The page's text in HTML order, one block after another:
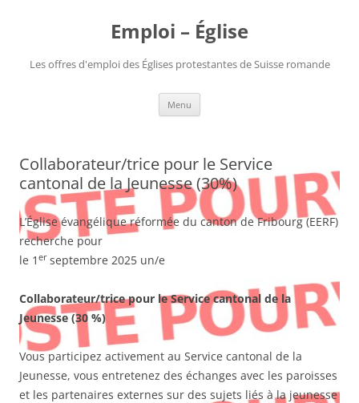
Emploi – Église
Les offres d'emploi des Églises protestantes de Suisse romande
Menu
Collaborateur/trice pour le Service
cantonal de la Jeunesse (30%)
L’Église évangélique réformée du canton de Fribourg (EERF)
recherche pour
le 1 er septembre 2025 un/e
Collaborateur/trice pour le Service cantonal de la
Jeunesse (30 %)
Vous participez activement au Service cantonal de la
Jeunesse, vous entretenez des échanges avec les paroisses
et les partenaires externes sur des sujets liés à la jeunesse